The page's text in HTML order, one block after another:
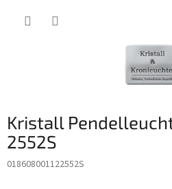
Kristall
2552S
018608001122552S